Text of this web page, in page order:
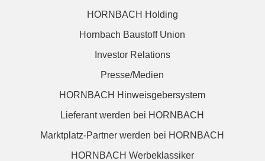
HORNBACH Holding
Hornbach Baustoff Union
Investor Relations
Presse/Medien
HORNBACH Hinweisgebersystem
Lieferant werden bei HORNBACH
Marktplatz-Partner werden bei HORNBACH
HORNBACH Werbeklassiker